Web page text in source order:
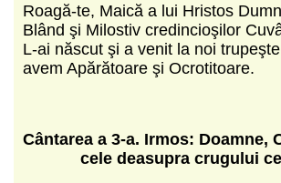
Roagă-te, Maică a lui Hristos
Blând şi Milostiv credincioşilor
L-ai născut şi a venit la noi
avem Apărătoare şi Ocrotitoare.
Cântarea a 3-a. Irmos: Doamne,
cele deasupra crugului